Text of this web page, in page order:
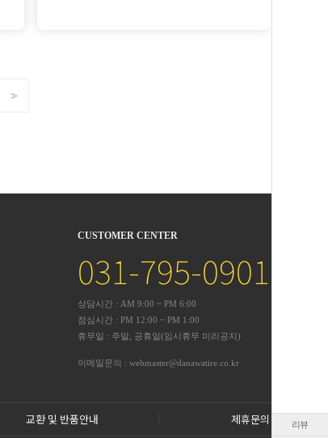
리뷰
>>
CUSTOMER CENTER
031-795-0901
상담시간 : AM 9:00 ~ PM 6:00
점심시간 : PM 12:00 ~ PM 1:00
휴무일 : 주말, 공휴일(임시휴무 미리공지)
이메일문의 : webmaster@danawatire.co.kr
교환 및 반품안내 제휴문의